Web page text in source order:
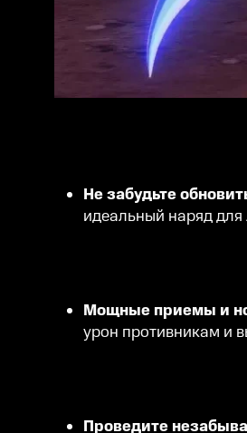
Не забудьте
идеальный наряд для
Мощные приемы и
урон противникам и
Проведите